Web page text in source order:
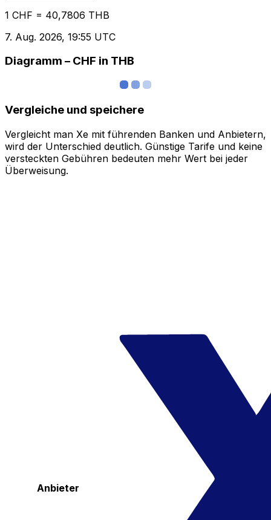
1 CHF = 40,7806 THB
7. Aug. 2026, 19:55 UTC
Diagramm – CHF in THB
Vergleiche und speichere
Vergleicht man Xe mit führenden Banken und Anbietern,
wird der Unterschied deutlich. Günstige Tarife und keine
versteckten Gebühren bedeuten mehr Wert bei jeder
Überweisung.
Anbieter